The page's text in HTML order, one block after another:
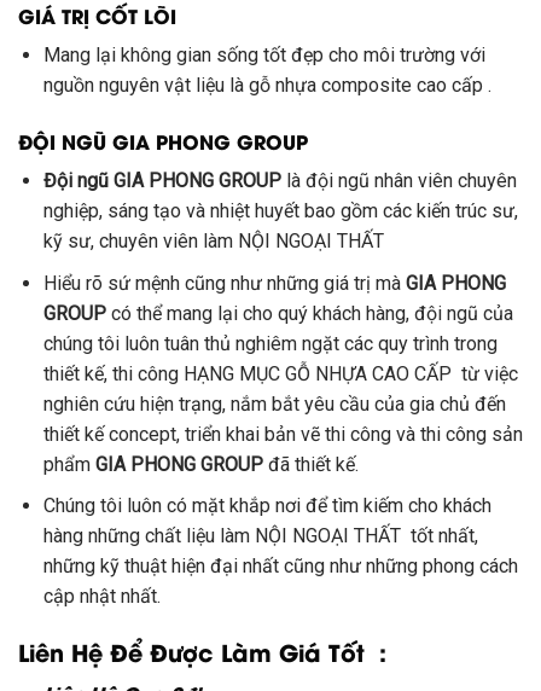
GIÁ TRỊ CỐT LÕI
Mang lại không gian sống tốt đẹp cho môi trường với
nguồn nguyên vật liệu là gỗ nhựa composite cao cấp .
ĐỘI NGŨ GIA PHONG GROUP
Đội ngũ GIA PHONG GROUPlà đội ngũ nhân viên chuyên
nghiệp, sáng tạo và nhiệt huyết bao gồm các kiến trúc sư,
kỹ sư, chuyên viên làm NỘI NGOẠI THẤT
Hiểu rõ sứ mệnh cũng như những giá trị mà GIA PHONG
GROUP có thể mang lại cho quý khách hàng, đội ngũ của
chúng tôi luôn tuân thủ nghiêm ngặt các quy trình trong
thiết kế, thi công HẠNG MỤC GỖ NHỰA CAO CẤP từ việc
nghiên cứu hiện trạng, nắm bắt yêu cầu của gia chủ đến
thiết kế concept, triển khai bản vẽ thi công và thi công sản
phẩm GIA PHONG GROUP đã thiết kế.
Chúng tôi luôn có mặt khắp nơi để tìm kiếm cho khách
hàng những chất liệu làm NỘI NGOẠI THẤT tốt nhất,
những kỹ thuật hiện đại nhất cũng như những phong cách
cập nhật nhất.
Liên Hệ Để Được Làm Giá Tốt :